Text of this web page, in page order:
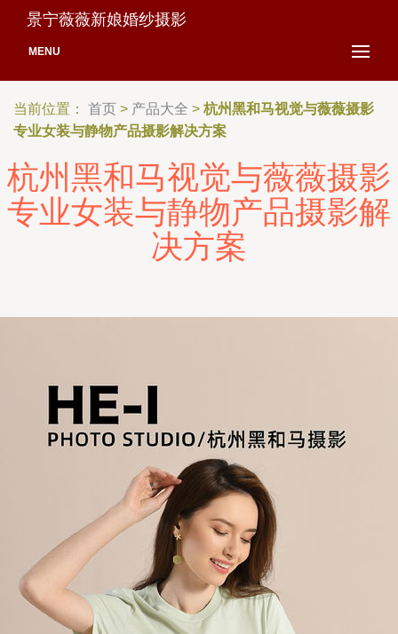
景宁薇薇新娘婚纱摄影
MENU
当前位置： 首页 > 产品大全 > 杭州黑和马视觉与薇薇摄影
专业女装与静物产品摄影解决方案
杭州黑和马视觉与薇薇摄影
专业女装与静物产品摄影解
决方案